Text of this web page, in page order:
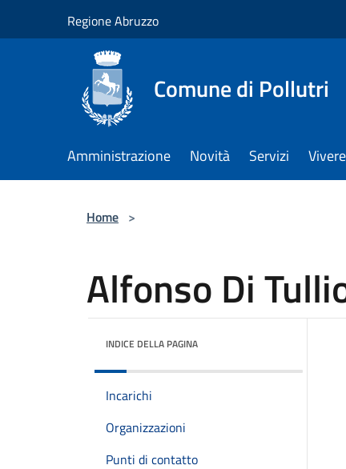
Regione Abruzzo
Comune di Pollutri
Amministrazione Novità Servizi
Home >
Alfonso Di
INDICE DELLA PAGINA
Incarichi
Organizzazioni
Punti di contatto